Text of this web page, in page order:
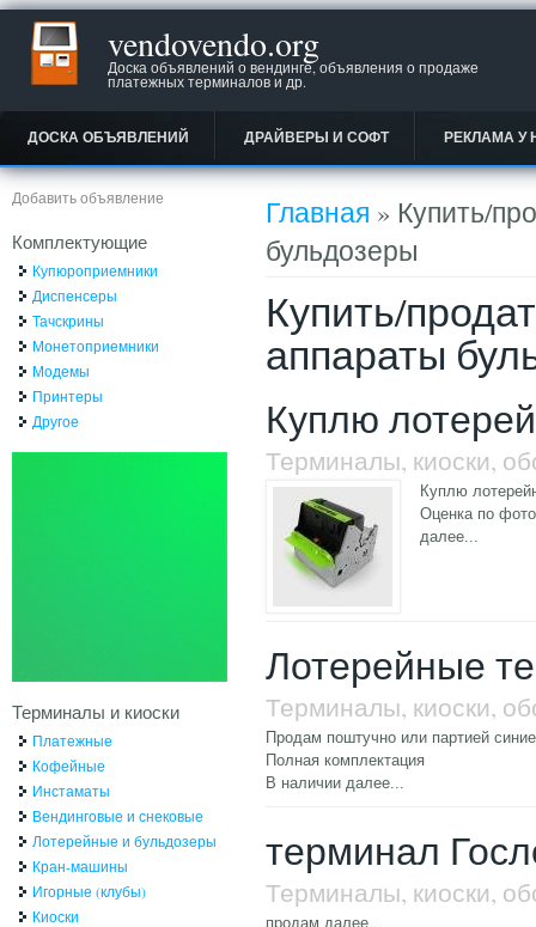
vendovendo.org
Доска объявлений о вендинге, объявления о продаже
платежных терминалов и др.
ДОСКА ОБЪЯВЛЕНИЙ ДРАЙВЕРЫ И СОФТ РЕКЛАМА У
Вы здесь
Главная » Купить/
бульдозеры
Купить/
аппараты
Куплю
Терминалы, киоски,
Куплю
Оценка по
далее...
Лотерейные
Терминалы, киоски,
Продам поштучно или партией
Полная комплектация
В наличии далее...
терминал
Терминалы, киоски,
продам далее...
Добавить объявление
Комплектующие
Купюроприемники
Диспенсеры
Тачскрины
Монетоприемники
Модемы
Принтеры
Другое
Терминалы и киоски
Платежные
Кофейные
Инстаматы
Вендинговые и снековые
Лотерейные и бульдозеры
Кран-машины
Игорные (клубы)
Киоски